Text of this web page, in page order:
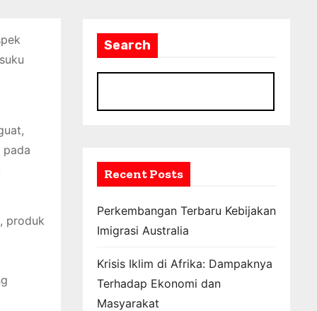
pada
produk
Search
Recent Posts
Perkembangan Terbaru Kebijakan
Imigrasi Australia
Krisis Iklim di Afrika: Dampaknya
Terhadap Ekonomi dan
Masyarakat